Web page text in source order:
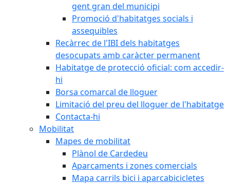
gent gran del municipi
Promoció d'habitatges socials i
assequibles
Recàrrec de l'IBI dels habitatges
desocupats amb caràcter permanent
Habitatge de protecció oficial: com accedir-
hi
Borsa comarcal de lloguer
Limitació del preu del lloguer de l'habitatge
Contacta-hi
Mobilitat
Mapes de mobilitat
Plànol de Cardedeu
Aparcaments i zones comercials
Mapa carrils bici i aparcabicicletes